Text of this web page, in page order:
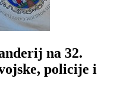
na 32.
policije i